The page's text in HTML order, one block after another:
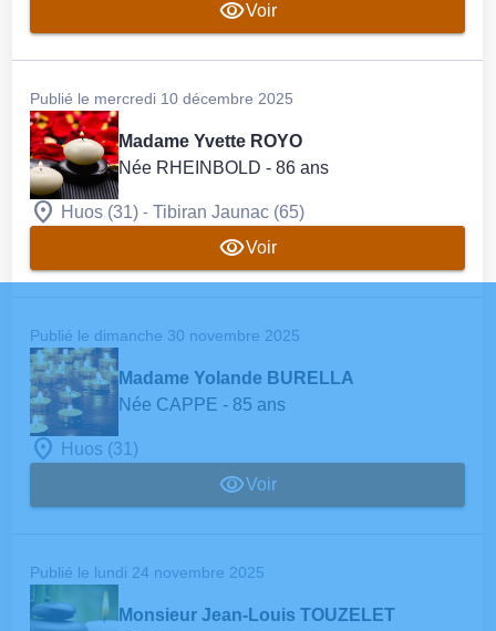
Voir
Publié le mercredi 10 décembre 2025
Madame Yvette ROYO
Née RHEINBOLD - 86 ans
Huos (31) -Tibiran Jaunac (65)
Voir
Publié le dimanche 30 novembre 2025
Madame Yolande BURELLA
Née CAPPE - 85 ans
Huos (31)
Voir
Publié le lundi 24 novembre 2025
Monsieur Jean-Louis TOUZELET